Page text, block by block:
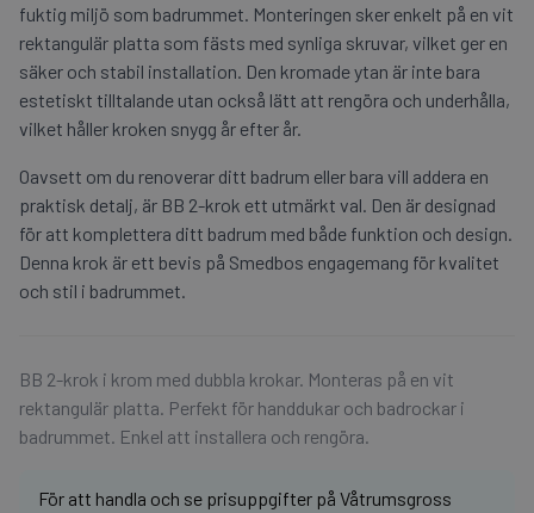
fuktig miljö som badrummet. Monteringen sker enkelt på en vit
rektangulär platta som fästs med synliga skruvar, vilket ger en
säker och stabil installation. Den kromade ytan är inte bara
estetiskt tilltalande utan också lätt att rengöra och underhålla,
vilket håller kroken snygg år efter år.
Oavsett om du renoverar ditt badrum eller bara vill addera en
praktisk detalj, är BB 2-krok ett utmärkt val. Den är designad
för att komplettera ditt badrum med både funktion och design.
Denna krok är ett bevis på Smedbos engagemang för kvalitet
och stil i badrummet.
BB 2-krok i krom med dubbla krokar. Monteras på en vit
rektangulär platta. Perfekt för handdukar och badrockar i
badrummet. Enkel att installera och rengöra.
För att handla och se prisuppgifter på Våtrumsgross